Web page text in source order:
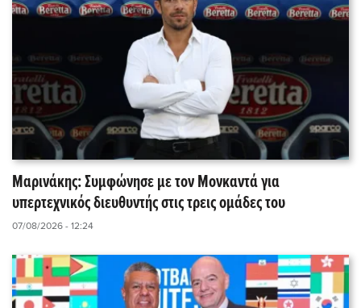
Μαρινάκης: Συμφώνησε με τον Μονκαντά για
υπερτεχνικός διευθυντής στις τρεις ομάδες του
07/08/2026 - 12:24